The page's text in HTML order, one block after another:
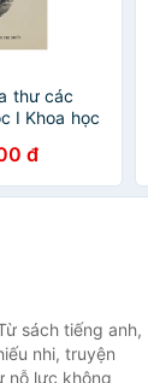
thư các
I Khoa học
đ
sách tiếng anh,
nhi, truyện
nỗ lực không